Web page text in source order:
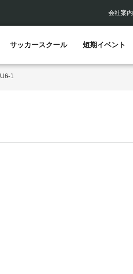
会社案内
サッカースクール 短期イベント
U6-1